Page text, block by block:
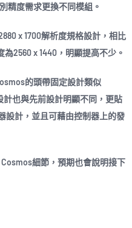
精度需求更換不同模組。
x 1700解析度規格設計，相比
2560 x 1440，明顯提高不少。
的頭帶固定設計類似
計也與先前設計明顯不同，更貼
設計，並且可藉由控制器上的發
細節，預期也會說明接下